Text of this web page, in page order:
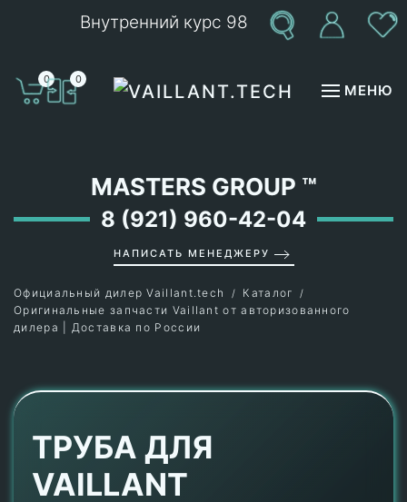
Внутренний курс 98
0 0
МЕНЮ
MASTERS GROUP ™
8 (921) 960-42-04
НАПИСАТЬ МЕНЕДЖЕРУ
Официальный дилер Vaillant.tech
Каталог
Оригинальные запчасти Vaillant от авторизованного
дилера | Доставка по России
ТРУБА ДЛЯ
VAILLANT